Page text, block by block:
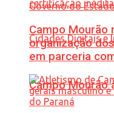
Campo Mourão
Campo Mourão
organização
em parceria